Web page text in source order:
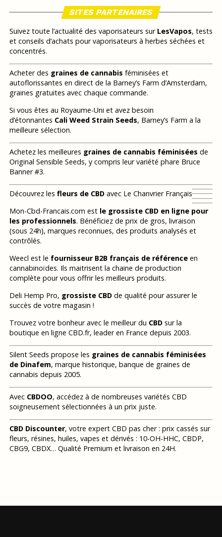
SITES PARTENAIRES
Suivez toute l’actualité des vaporisateurs sur LesVapos, tests
et conseils d’achats pour vaporisateurs à herbes séchées et
concentrés.
Acheter des graines de cannabis féminisées et
autoflorissantes en direct de la Barney’s Farm d’Amsterdam,
graines gratuites avec chaque commande.
Si vous êtes au Royaume-Uni et avez besoin
d’étonnantes Cali Weed Strain Seeds, Barney’s Farm a la
meilleure sélection.
Achetez les meilleures graines de cannabis féminisées de
Original Sensible Seeds, y compris leur variété phare Bruce
Banner #3.
Découvrez les fleurs de CBDavec Le Chanvrier Français
Mon-Cbd-Francais.com est le grossiste CBD en ligne pour
les professionnels. Bénéficiez de prix de gros, livraison
(sous 24h), marques reconnues, des produits analysés et
contrôlés.
Weecl est le fournisseur B2B français de référenceen
cannabinoïdes. Ils maitrisent la chaine de production
complète pour vous offrir les meilleurs produits.
Deli Hemp Pro, grossiste CBDde qualité pour assurer le
succès de votre magasin !
Trouvez votre bonheur avec le meilleur du CBDsur la
boutique en ligne CBD.fr, leader en France depuis 2003.
Silent Seeds propose les graines de cannabis féminisées
de Dinafem, marque historique, banque de graines de
cannabis depuis 2005.
Avec CBDOO, accédez à de nombreuses variétés CBD
soigneusement sélectionnées à un prix juste.
CBD Discounter, votre expert CBD pas cher : prix cassés sur
fleurs, résines, huiles, vapes et dérivés : 10-OH-HHC, CBDP,
CBG9, CBDX… Qualité Premium et livraison en 24H.